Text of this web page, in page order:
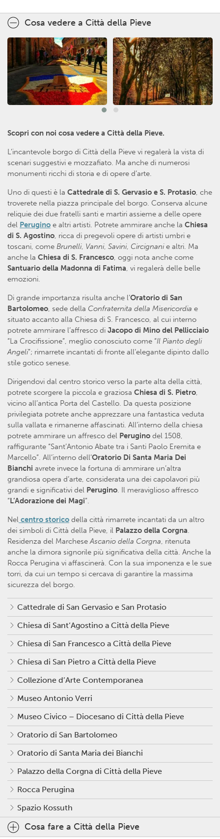
Cosa vedere a Città della Pieve
Scopri con noi cosa vedere a Città della Pieve.
L’incantevole borgo di Città della Pieve vi regalerà la vista di
scenari suggestivi e mozzafiato. Ma anche di numerosi
monumenti ricchi di storia e di opere d’arte.
Uno di questi è la Cattedrale di S. Gervasio e S. Protasio, che
troverete nella piazza principale del borgo. Conserva alcune
reliquie dei due fratelli santi e martiri assieme a delle opere
del Perugino e altri artisti. Potrete ammirare anche la Chiesa
di S. Agostino, ricca di pregevoli opere di artisti umbri e
toscani, come Brunelli, Vanni, Savini, Circignanie altri. Ma
anche la Chiesa di S. Francesco, oggi nota anche come
Santuario della Madonna di Fatima, vi regalerà delle belle
emozioni.
Di grande importanza risulta anche l’Oratorio di San
Bartolomeo, sede della Confraternita della Misericordia e
situato accanto alla Chiesa di S. Francesco, al cui interno
potrete ammirare l’affresco di Jacopo di Mino del Pellicciaio
“La Crocifissione”, meglio conosciuto come “Il Pianto degli
Angeli”; rimarrete incantati di fronte all’elegante dipinto dallo
stile gotico senese.
Dirigendovi dal centro storico verso la parte alta della città,
potrete scorgere la piccola e graziosa Chiesa di S. Pietro,
vicino all’antica Porta del Castello. Da questa posizione
privilegiata potrete anche apprezzare una fantastica veduta
sulla vallata e rimanerne affascinati. All’interno della chiesa
potrete ammirare un affresco del Perugino del 1508,
raffigurante “Sant’Antonio Abate tra i Santi Paolo Eremita e
Marcello”. All’interno dell’Oratorio Di Santa Maria Dei
Bianchi avrete invece la fortuna di ammirare un’altra
grandiosa opera d’arte, considerata una dei capolavori più
grandi e significativi del Perugino. Il meraviglioso affresco
“L’Adorazione dei Magi”.
Nel centro storico della città rimarrete incantati da un altro
dei simboli di Città della Pieve, il Palazzo della Corgna.
Residenza del MarcheseAscanio della Corgna, ritenuta
anche la dimora signorile più significativa della città. Anche la
Rocca Perugina vi affascinerà. Con la sua imponenza e le sue
torri, da cui un tempo si cercava di garantire la massima
sicurezza del borgo.
Cattedrale di San Gervasio e San Protasio
Chiesa di Sant’Agostino a Città della Pieve
Chiesa di San Francesco a Città della Pieve
Chiesa di San Pietro a Città della Pieve
Collezione d’Arte Contemporanea
Museo Antonio Verri
Museo Civico – Diocesano di Città della Pieve
Oratorio di San Bartolomeo
Oratorio di Santa Maria dei Bianchi
Palazzo della Corgna di Città della Pieve
Rocca Perugina
Spazio Kossuth
Cosa fare a Città della Pieve